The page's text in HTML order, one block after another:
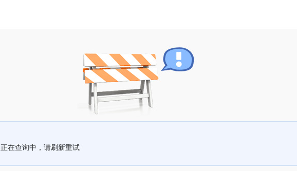
正在查询中，请刷新重试